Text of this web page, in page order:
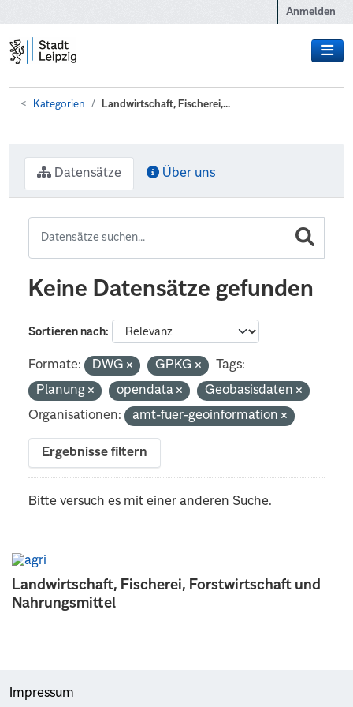
Anmelden
Kategorien Landwirtschaft, Fischerei,...
Landwirtschaft, Fischerei, Forstwirtschaft und
Nahrungsmittel
Datensätze Über uns
Keine Datensätze gefunden
Sortieren nach
Formate: DWG GPKG
Tags:
Planung
opendata
Geobasisdaten
Organisationen:
amt-fuer-geoinformation
Ergebnisse filtern
Bitte versuch es mit einer anderen Suche.
Impressum